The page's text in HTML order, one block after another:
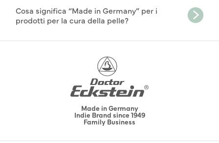
Cosa significa “Made in Germany” per i
prodotti per la cura della pelle?
Made in Germany
Indie Brand since 1949
Family Business